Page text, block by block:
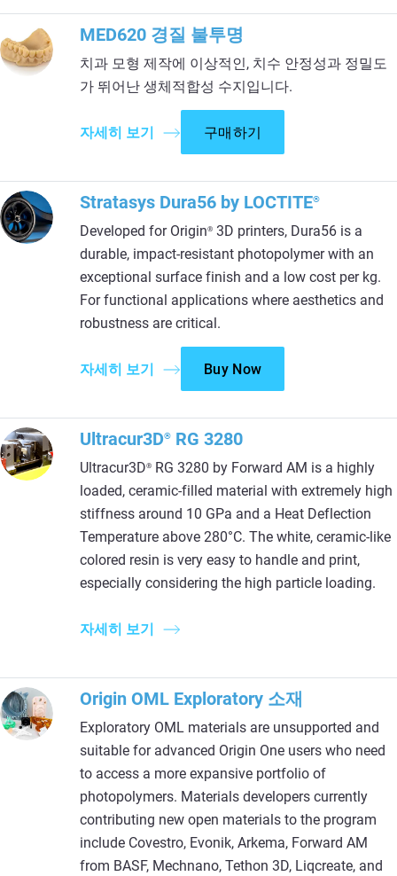
MED620 경질 불투명
치과 모형 제작에 이상적인, 치수 안정성과 정밀도
가 뛰어난 생체적합성 수지입니다.
자세히 보기 구매하기
Stratasys Dura56 by LOCTITE®
Developed for Origin® 3D printers, Dura56 is a
durable, impact-resistant photopolymer with an
exceptional surface finish and a low cost per kg.
For functional applications where aesthetics and
robustness are critical.
자세히 보기 Buy Now
Ultracur3D® RG 3280
Ultracur3D® RG 3280 by Forward AM is a highly
loaded, ceramic-filled material with extremely high
stiffness around 10 GPa and a Heat Deflection
Temperature above 280°C. The white, ceramic-like
colored resin is very easy to handle and print,
especially considering the high particle loading.
자세히 보기
Origin OML Exploratory 소재
Exploratory OML materials are unsupported and
suitable for advanced Origin One users who need
to access a more expansive portfolio of
photopolymers. Materials developers currently
contributing new open materials to the program
include Covestro, Evonik, Arkema, Forward AM
from BASF, Mechnano, Tethon 3D, Liqcreate, and